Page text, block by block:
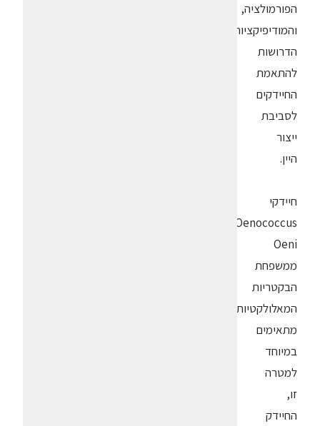
הפורמולציה,
והמודיפיקציות
הדרושות
להתאמת
החיידקים
לסביבת
ייצור
היין.
חיידקי
Oenococcus
Oeni
ממשפחת
הבקטריות
המאלולקטיות
מתאימים
במיוחד
למטרה
זו,
החיידק